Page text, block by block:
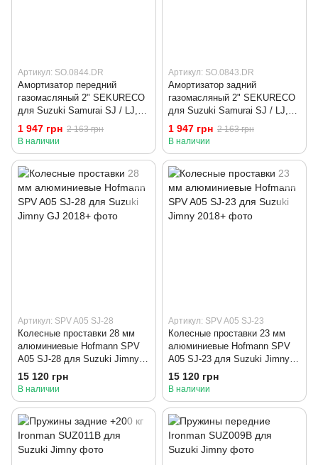
Артикул: SO.0844.DR
Амортизатор передний
газомасляный 2" SEKURECO
для Suzuki Samurai SJ / LJ,
Jimny
1 947 грн 2 163 грн
В наличии
Артикул: SO.0843.DR
Амортизатор задний
газомасляный 2" SEKURECO
для Suzuki Samurai SJ / LJ,
Jimny
1 947 грн 2 163 грн
В наличии
Артикул: SPV A05 SJ-28
Колесные проставки 28 мм
алюминиевые Hofmann SPV
A05 SJ-28 для Suzuki Jimny
GJ 2018+
15 120 грн
В наличии
Артикул: SPV A05 SJ-23
Колесные проставки 23 мм
алюминиевые Hofmann SPV
A05 SJ-23 для Suzuki Jimny
2018+
15 120 грн
В наличии